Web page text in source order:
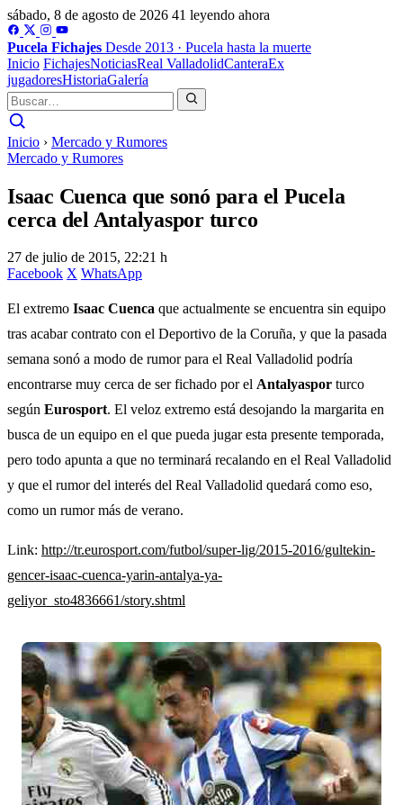
sábado, 8 de agosto de 2026 41 leyendo ahora
Pucela Fichajes Desde 2013 · Pucela hasta la muerte
Inicio FichajesNoticiasReal ValladolidCanteraEx
jugadoresHistoriaGalería
Inicio › Mercado y Rumores
Mercado y Rumores
Isaac Cuenca que sonó para el Pucela
cerca del Antalyaspor turco
27 de julio de 2015, 22:21 h
Facebook X WhatsApp
El extremo Isaac Cuenca que actualmente se encuentra sin equipo
tras acabar contrato con el Deportivo de la Coruña, y que la pasada
semana sonó a modo de rumor para el Real Valladolid podría
encontrarse muy cerca de ser fichado por el Antalyaspor turco
según Eurosport. El veloz extremo está desojando la margarita en
busca de un equipo en el que pueda jugar esta presente temporada,
pero todo apunta a que no terminará recalando en el Real Valladolid
y que el rumor del interés del Real Valladolid quedará como eso,
como un rumor más de verano.
Link: http://tr.eurosport.com/futbol/super-lig/2015-2016/gultekin-
gencer-isaac-cuenca-yarin-antalya-ya-
geliyor_sto4836661/story.shtml